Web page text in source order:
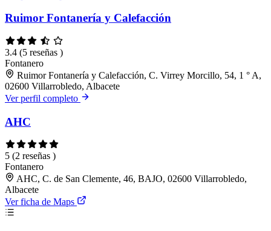
Ruimor Fontanería y Calefacción
3.4 (5 reseñas )
Fontanero
Ruimor Fontanería y Calefacción, C. Virrey Morcillo, 54, 1 ° A,
02600 Villarrobledo, Albacete
Ver perfil completo
AHC
5 (2 reseñas )
Fontanero
AHC, C. de San Clemente, 46, BAJO, 02600 Villarrobledo,
Albacete
Ver ficha de Maps